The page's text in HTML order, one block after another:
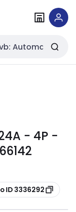
- 4P -
ID 3336292